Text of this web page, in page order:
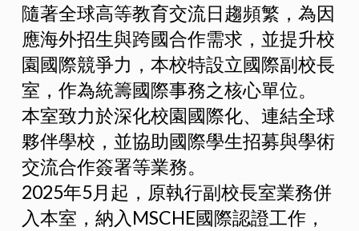
隨著全球高等教育交流日趨頻繁，為因
應海外招生與跨國合作需求，並提升校
園國際競爭力，本校特設立國際副校長
室，作為統籌國際事務之核心單位。
本室致力於深化校園國際化、連結全球
夥伴學校，並協助國際學生招募與學術
交流合作簽署等業務。
2025年5月起，原執行副校長室業務併
入本室，納入MSCHE國際認證工作，